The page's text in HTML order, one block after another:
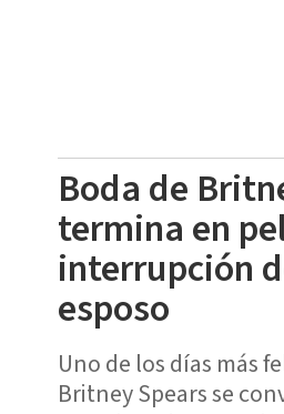
Boda de
termina en
interrupción
esposo
Uno de los días más
Britney Spears se